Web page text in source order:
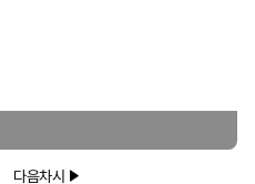
다음차시